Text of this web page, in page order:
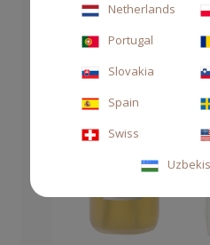
Netherlands
Portugal
Slovakia
Spain
Swiss